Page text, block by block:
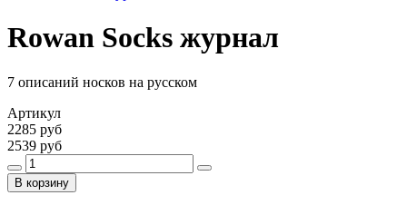
Rowan Socks журнал
7 описаний носков на русском
Артикул
2285 руб
2539 руб
В корзину